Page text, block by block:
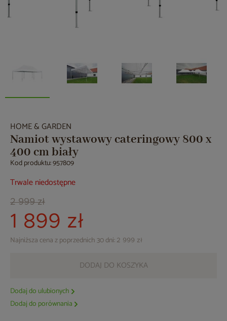
HOME & GARDEN
Namiot wystawowy cateringowy 800 x
400 cm biały
Kod produktu: 957809
Trwale niedostępne
2 999 zł
1 899 zł
Najniższa cena z poprzednich 30 dni: 2 999 zł
DODAJ DO KOSZYKA
Dodaj do ulubionych
Dodaj do porównania